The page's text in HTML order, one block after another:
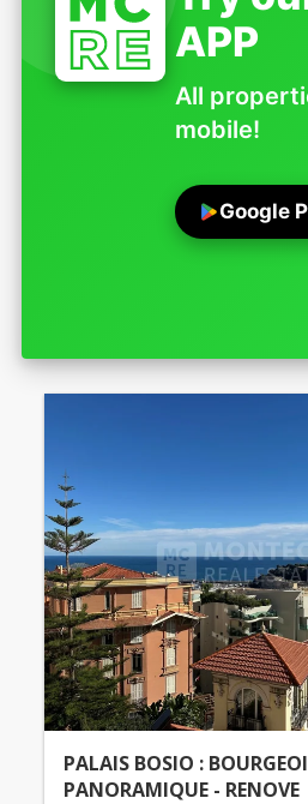
APP
All
mobile!
Google
PALAIS BOSIO :
PANORAMIQUE - RENOVE